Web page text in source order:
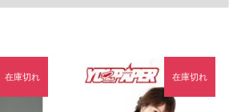
在庫切れ 在庫切れ